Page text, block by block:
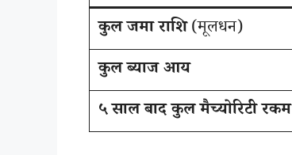
कुल जमा राशि(मूलधन)
कुल ब्याज आय
५ साल बाद कुल मैच्योरिटी रकम